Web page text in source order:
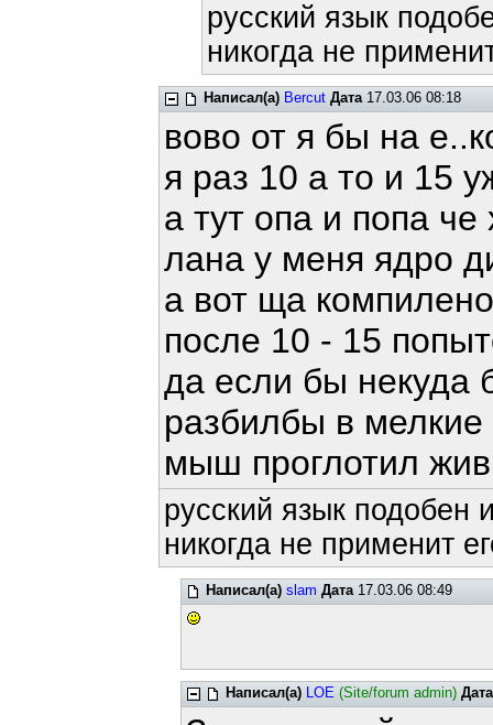
русский язык
никогда не
Написал(а) Bercut Дата17.03.06 08:18
вово от я бы на
я раз 10 а то и 15
а тут опа и попа
лана у меня ядро
а вот ща
после 10 - 15
да если бы некуда
разбилбы в мелкие
мыш проглотил
русский язык подобен
никогда не применит
Написал(а) slam Дата17.03.06 08:49
Написал(а) LOE (Site/forum admin) Дата